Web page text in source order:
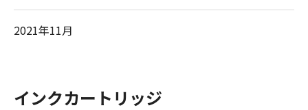
2021年11月
インクカートリッジ